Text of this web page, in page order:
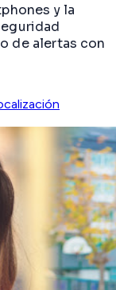
y la
de alertas con